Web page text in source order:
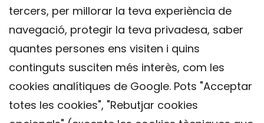
tercers, per millorar la teva experiència de
navegació, protegir la teva privadesa, saber
quantes persones ens visiten i quins
continguts susciten més interès, com les
cookies analítiques de Google. Pots "Acceptar
totes les cookies", "Rebutjar cookies